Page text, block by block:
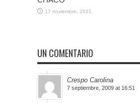
17 noviembre, 2021
UN COMENTARIO
Crespo Carolina
7 septiembre, 2009 at 16:51